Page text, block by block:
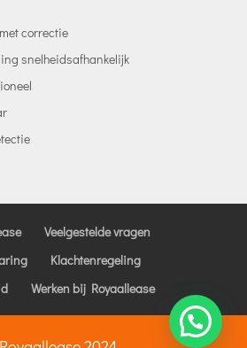
correctie
snelheidsafhankelijk
Veelgestelde vragen
Klachtenregeling
Werken bij Royaallease